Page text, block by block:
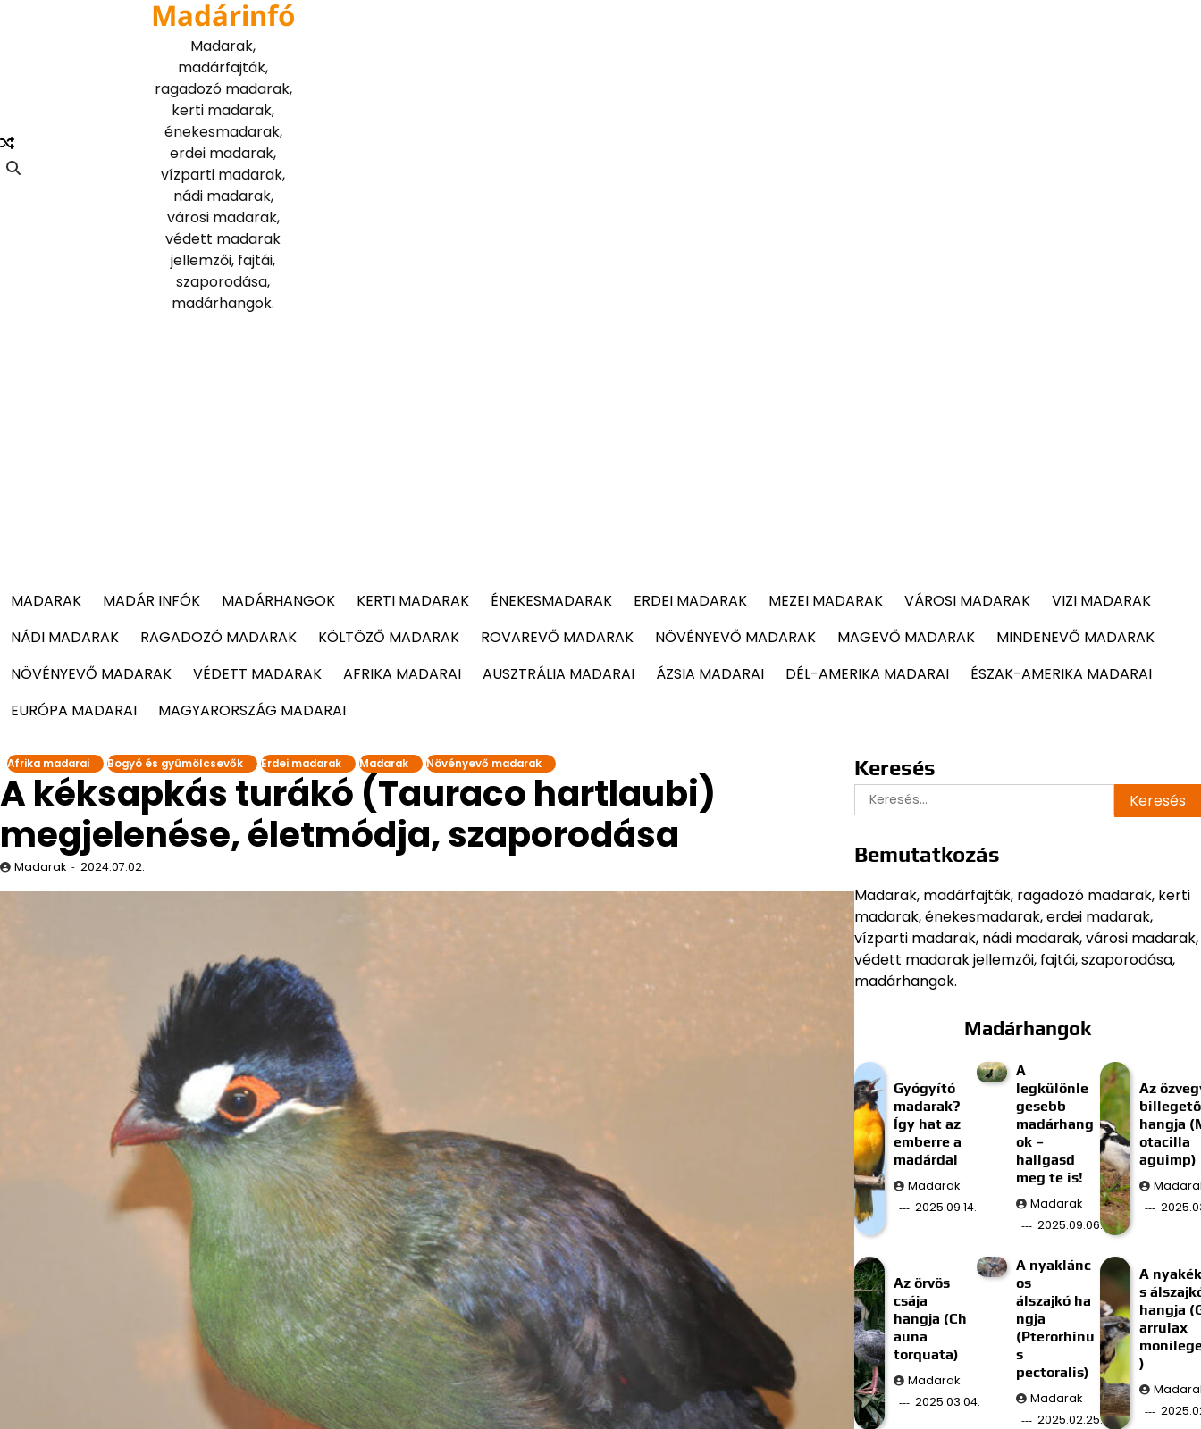
Madárinfó
Madarak,
madárfajták,
ragadozó madarak,
kerti madarak,
énekesmadarak,
erdei madarak,
vízparti madarak,
nádi madarak,
városi madarak,
védett madarak
jellemzői, fajtái,
szaporodása,
madárhangok.
MADARAK MADÁR INFÓK MADÁRHANGOK KERTI MADARAK ÉNEKESMADARAK ERDEI MADARAK MEZEI MADARAK VÁROSI MADARAK
VIZI MADARAK
NÁDI MADARAK
RAGADOZÓ MADARAK KÖLTÖZŐ MADARAK ROVAREVŐ MADARAK NÖVÉNYEVŐ MADARAK MAGEVŐ MADARAK
MINDENEVŐ MADARAK
NÖVÉNYEVŐ MADARAK
VÉDETT MADARAK AFRIKA MADARAI AUSZTRÁLIA MADARAI ÁZSIA MADARAI DÉL-AMERIKA MADARAI
ÉSZAK-AMERIKA MADARAI
EURÓPA MADARAI
MAGYARORSZÁG MADARAI
Afrika madarai Bogyó és gyümölcsevők Erdei madarak Madarak Növényevő madarak
A kéksapkás turákó (Tauraco hartlaubi)
megjelenése, életmódja, szaporodása
Madarak 2024.07.02.
Keresés
Keresés:
Bemutatkozás
Madarak, madárfajták, ragadozó madarak, kerti
madarak, énekesmadarak, erdei madarak,
vízparti madarak, nádi madarak, városi madarak,
védett madarak jellemzői, fajtái, szaporodása,
madárhangok.
Madárhangok
Gyógyító
madarak?
Így hat az
emberre a
madárdal
Madarak
2025.09.14.
A
legkülönle
gesebb
madárhang
ok –
hallgasd
meg te is!
Madarak
2025.09.06.
Az
billegető
hangja
otacilla
aguimp)
Az örvös
csája
hangja (Ch
auna
torquata)
Madarak
2025.03.04.
A nyaklánc
os
álszajkó ha
ngja
(Pterorhinu
s
pectoralis)
Madarak
2025.02.25.
A
s
hangja
arrulax
)